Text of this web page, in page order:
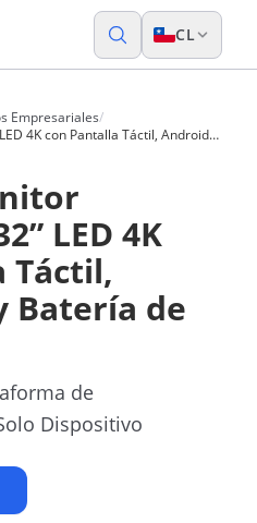
CL
Empresariales/
4K con Pantalla Táctil, Android
LED 4K
Táctil,
Batería de
de
Dispositivo